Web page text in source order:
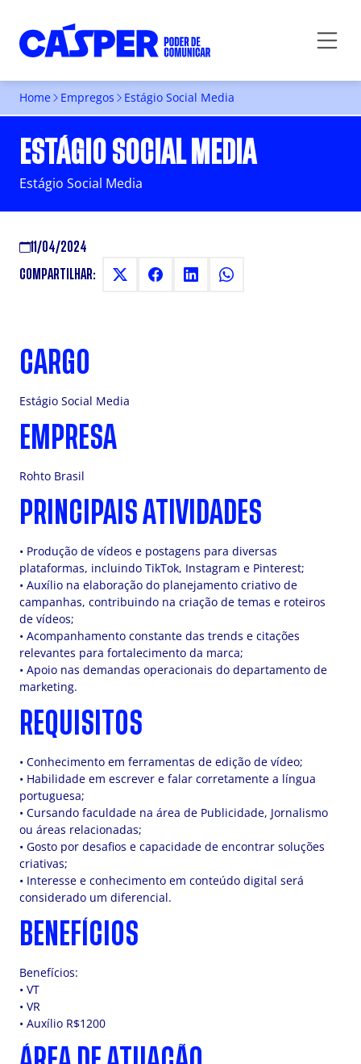
Home Empregos Estágio Social Media
ESTÁGIO SOCIAL MEDIA
Estágio Social Media
11/04/2024
COMPARTILHAR:
CARGO
Estágio Social Media
EMPRESA
Rohto Brasil
PRINCIPAIS ATIVIDADES
• Produção de vídeos e postagens para diversas
plataformas, incluindo TikTok, Instagram e Pinterest;
• Auxílio na elaboração do planejamento criativo de
campanhas, contribuindo na criação de temas e roteiros
de vídeos;
• Acompanhamento constante das trends e citações
relevantes para fortalecimento da marca;
• Apoio nas demandas operacionais do departamento de
marketing.
REQUISITOS
• Conhecimento em ferramentas de edição de vídeo;
• Habilidade em escrever e falar corretamente a língua
portuguesa;
• Cursando faculdade na área de Publicidade, Jornalismo
ou áreas relacionadas;
• Gosto por desafios e capacidade de encontrar soluções
criativas;
• Interesse e conhecimento em conteúdo digital será
considerado um diferencial.
BENEFÍCIOS
Benefícios:
• VT
• VR
• Auxílio R$1200